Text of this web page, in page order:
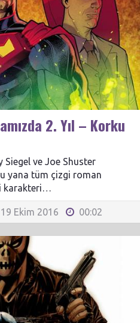
2. Yıl – Korku
Siegel ve Joe Shuster
yana tüm çizgi roman
karakteri…
19 Ekim 2016 00:02